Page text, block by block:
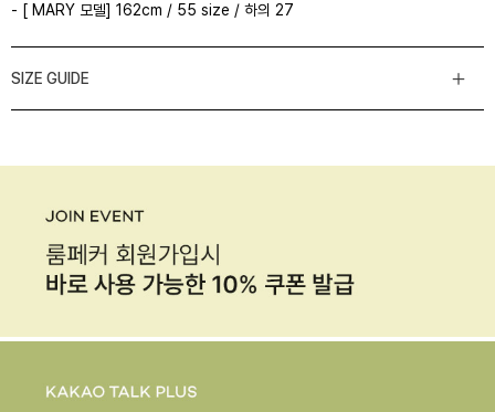
- [ MARY 모델] 162cm / 55 size / 하의 27
SIZE GUIDE